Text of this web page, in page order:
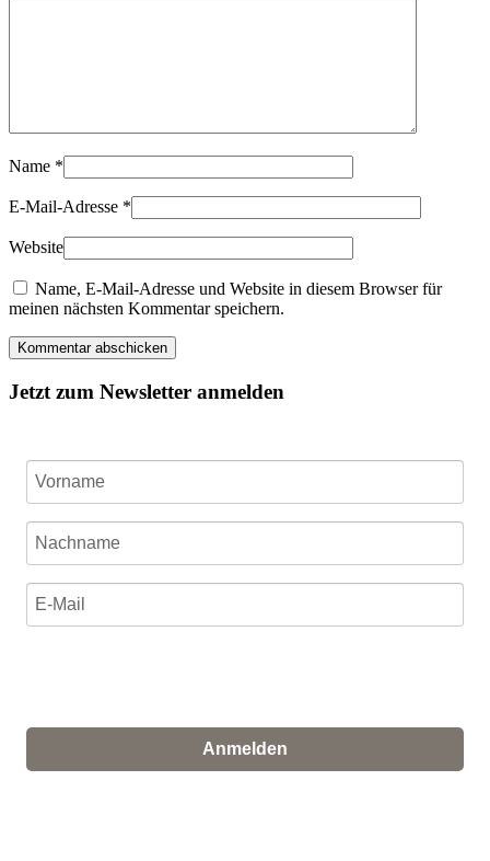
Name *
E-Mail-Adresse *
Website
Name, E-Mail-Adresse und Website in diesem Browser für
meinen nächsten Kommentar speichern.
Kommentar abschicken
Jetzt zum Newsletter anmelden
Anmelden